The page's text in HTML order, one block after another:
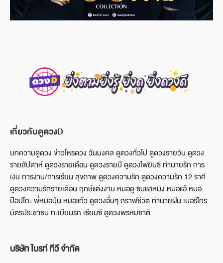
เกี่ยวกับดูดวงD
บทความดูดวง ข่าวโหรดวง วันมงคล ดูดวงทั่วไป ดูดวงรายวัน ดูดวง
รายสัปดาห์ ดูดวงรายเดือน ดูดวงรายปี ดูดวงไพ่ยิบซี ทำนายรัก การ
เงิน การงาน/การเรียน สุขภาพ ดูดวงความรัก ดูดวงความรัก 12 ราศี
ดูดวงความรักรายเดือน ฤกษ์แต่งงาน หมอดู ซินแสหมิง หมอแอ้ หมอ
ป๊อปโกะ พี่หมอปุ่น หมอแก้ว ดูดวงอื่นๆ กราฟชีวิต ทำนายฝัน เบอร์โทร
บัตรประชาชน ทะเบียนรถ เซียมซี ดูดวงพรหมชาติ
บริษัท ไบรท์ ทีวี จำกัด